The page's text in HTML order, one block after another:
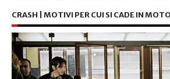
CRASH | MOTIVI PER CUI SI CADE IN